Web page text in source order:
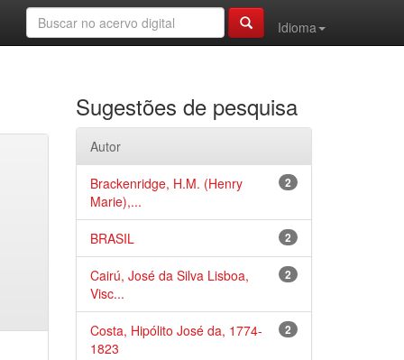
Idioma
Sugestões de pesquisa
Autor
2
Brackenridge, H.M. (Henry
Marie),...
2
BRASIL
2
Cairú, José da Silva Lisboa,
Visc...
2
Costa, Hipólito José da, 1774-
1823